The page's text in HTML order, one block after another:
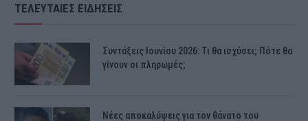
ΤΕΛΕΥΤΑΙΕΣ ΕΙΔΗΣΕΙΣ
Συντάξεις Ιουνίου 2026: Τι θα ισχύσει; Πότε θα
γίνουν οι πληρωμές;
Νέες αποκαλύψεις για τον θάνατο του